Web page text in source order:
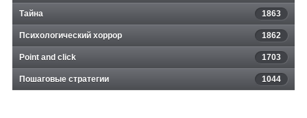
Тайна 1863
Психологический хоррор 1862
Point and click 1703
Пошаговые стратегии 1044